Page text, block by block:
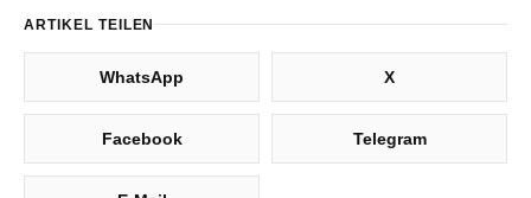
ARTIKEL TEILEN
WhatsApp X
Facebook Telegram